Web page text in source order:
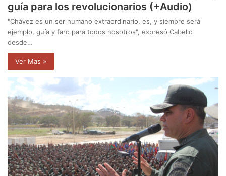
guía para los revolucionarios (+Audio)
"Chávez es un ser humano extraordinario, es, y siempre será
ejemplo, guía y faro para todos nosotros", expresó Cabello
desde…
Ver Mas »